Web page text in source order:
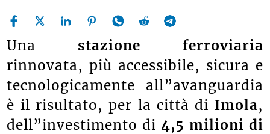
Una stazione ferroviaria
rinnovata, più accessibile, sicura e
tecnologicamente all”avanguardia
è il risultato, per la città di Imola,
dell”investimento di 4,5 milioni di